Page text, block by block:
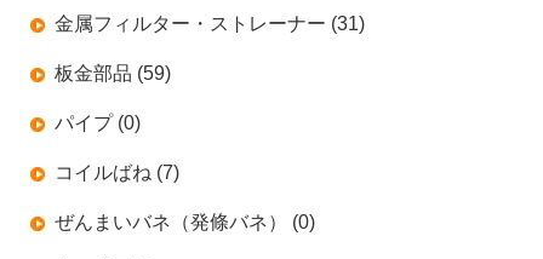
金属フィルター・ストレーナー (31)
板金部品 (59)
パイプ (0)
コイルばね (7)
ぜんまいバネ（発條バネ） (0)